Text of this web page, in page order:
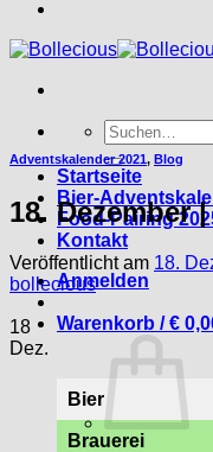
Suche
nach:
Startseite
Bier-
Food-Pairing
Kontakt
Anmelden
Warenkorb /€
Adventskalender 2021, Blog
18. Dezember
Veröffentlicht am 18.
bollecious
18
Dez.
Bier
Brauerei